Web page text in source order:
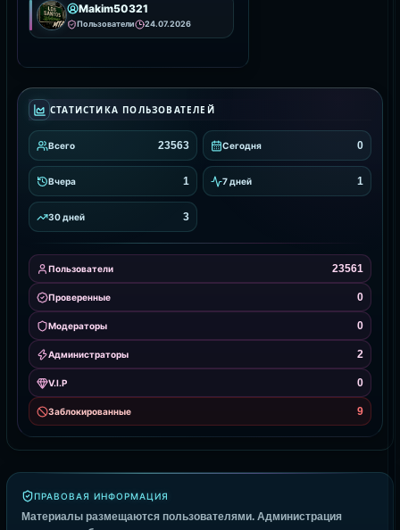
Makim50321
Пользователи 24.07.2026
СТАТИСТИКА ПОЛЬЗОВАТЕЛЕЙ
Всего 23563 Сегодня 0
Вчера 1 7 дней 1
30 дней 3
Пользователи 23561
Проверенные 0
Модераторы 0
Администраторы 2
V.I.P 0
Заблокированные 9
ПРАВОВАЯ ИНФОРМАЦИЯ
Материалы размещаются пользователями. Администрация